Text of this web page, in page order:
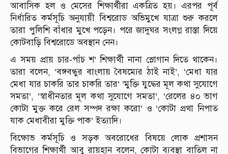
আবাসিক হল ও মেসের শিক্ষার্থীরা একত্রিত হয়। এরপর পূর্ব
নির্ধারিত কর্মসূচি অনুযায়ী বিশ্বরোড অভিমুখে যাত্রা শুরু করলে
তারা পুলিশি বাঁধার মুখে পড়েন। পরে জাদুঘর সংলগ্ন রাস্তা দিয়ে
কোটবাড়ি বিশ্বরোডে অবস্থান নেন।
এ সময় প্রায় চার-পাঁচ শ’ শিক্ষার্থী নানা স্লোগান দিতে থাকেন।
তারা বলেন, ‘বঙ্গবন্ধুর বাংলায় বৈষম্যের ঠাই নাই’, ‘মেধা যার
মেধা যার চাকরি তার চাকরি তার’ ‘মুক্তি যুদ্ধের মূল কথা সুযোগে
সমতা’, ‘স্বাধীনতার মূল কথা সুযোগে সমতা’, ‘রেলের ৪০ ভাগ
কোটা মুক্ত করে রেল সম্পদ রক্ষা করো’ ও ‘কোটা প্রথা নিপাত
যাক মেধাবীরা মুক্তি পাক’ ইত্যাদি।
বিক্ষোভ কর্মসূচি ও সড়ক অবরোধের বিষয়ে লোক প্রশাসন
বিভাগের শিক্ষার্থী আবু রায়হান বলেন, কোটা ব্যবস্থা বাতিল না